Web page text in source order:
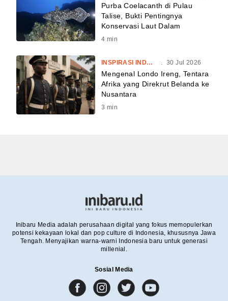
Purba Coelacanth di Pulau
Talise, Bukti Pentingnya
Konservasi Laut Dalam
4 min
INSPIRASI INDONESIA 30 Jul 2026
Mengenal Londo Ireng, Tentara
Afrika yang Direkrut Belanda ke
Nusantara
3 min
Inibaru Media adalah perusahaan digital yang fokus memopulerkan
potensi kekayaan lokal dan pop culture di Indonesia, khususnya Jawa
Tengah. Menyajikan warna-warni Indonesia baru untuk generasi
millenial.
Sosial Media